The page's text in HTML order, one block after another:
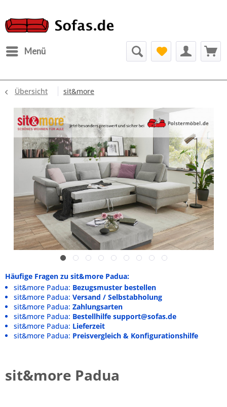
Menü
Übersicht sit&more
Häufige Fragen zu sit&more Padua:
sit&more Padua: Bezugsmuster bestellen
sit&more Padua: Versand / Selbstabholung
sit&more Padua: Zahlungsarten
sit&more Padua: Bestellhilfe support@sofas.de
sit&more Padua: Lieferzeit
sit&more Padua: Preisvergleich & Konfigurationshilfe
sit&more Padua